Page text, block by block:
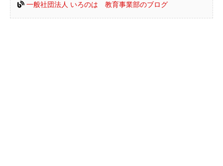
一般社団法人 いろのは 教育事業部のブログ